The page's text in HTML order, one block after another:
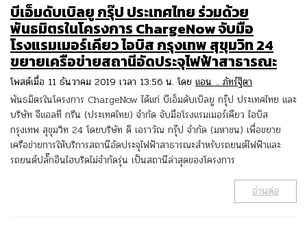
บีเอ็มดับเบิลยู กรุ๊ป ประเทศไทย ร่วมด้วย
พันธมิตรในโครงการ ChargeNow จับมือ
โรงแรมเมอร์เคียว ไอบิส กรุงเทพ สุขุมวิท 24
ขยายเครือข่ายสถานีอัดประจุไฟฟ้าสาธารณะ
โพสต์เมื่อ 11 ธันวาคม 2019 เวลา 13:56 น. โดย แอน .. ภัทร์ฐิตา
พันธมิตรในโครงการ ChargeNow ได้แก่ บีเอ็มดับเบิลยู กรุ๊ป ประเทศไทย และ
บริษัท จีแอลที กรีน (ประเทศไทย) จำกัด จับมือโรงแรมเมอร์เคียว ไอบิส
กรุงเทพ สุขุมวิท 24 โดยบริษัท ดิ เอราวัณ กรุ๊ป จำกัด (มหาชน) เพื่อขยาย
เครือข่ายการให้บริการสถานีอัดประจุไฟฟ้าสาธารณะสำหรับรถยนต์ไฟฟ้าและ
รถยนต์ปลั๊กอินไฮบริดไม่จำกัดรุ่น เป็นสถานีล่าสุดของโครงการ
อ่านต่อ